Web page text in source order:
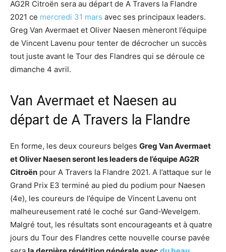
AG2R Citroën sera au départ de A Travers la Flandre
2021 ce mercredi 31 mars avec ses principaux leaders.
Greg Van Avermaet et Oliver Naesen mèneront l’équipe
de Vincent Lavenu pour tenter de décrocher un succès
tout juste avant le Tour des Flandres qui se déroule ce
dimanche 4 avril.
Van Avermaet et Naesen au
départ de A Travers la Flandre
En forme, les deux coureurs belges Greg Van Avermaet
et Oliver Naesen seront les leaders de l’équipe AG2R
Citroën pour A Travers la Flandre 2021. A l’attaque sur le
Grand Prix E3 terminé au pied du podium pour Naesen
(4e), les coureurs de l’équipe de Vincent Lavenu ont
malheureusement raté le coché sur Gand-Wevelgem.
Malgré tout, les résultats sont encourageants et à quatre
jours du Tour des Flandres cette nouvelle course pavée